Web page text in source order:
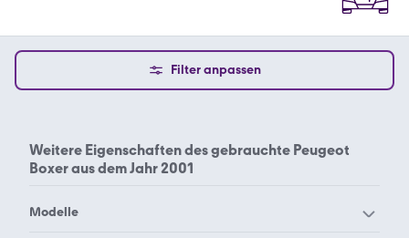
Filter anpassen
Weitere Eigenschaften desgebrauchte Peugeot
Boxer aus dem Jahr 2001
Modelle